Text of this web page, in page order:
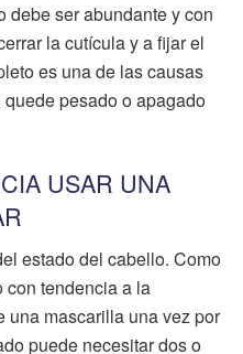
debe ser abundante y con
la cutícula y a fijar el
es una de las causas
pesado o apagado
USAR UNA
estado del cabello. Como
con tendencia a la
una mascarilla una vez por
puede necesitar dos o